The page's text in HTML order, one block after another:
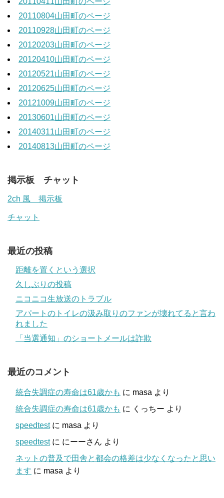
20110804山田町のページ
20110928山田町のページ
20120203山田町のページ
20120410山田町のページ
20120521山田町のページ
20120625山田町のページ
20121009山田町のページ
20130601山田町のページ
20140311山田町のページ
20140813山田町のページ
掲示板 チャット
2ch 風 掲示板
チャット
最近の投稿
距離を置くという選択
久しぶりの投稿
ニコニコ生放送のトラブル
アパートのトイレの汲み取りのファンが壊れてると言わ
れました
「当選通知」のショートメールは詐欺
最近のコメント
統合失調症の寿命は61歳かも に masa より
統合失調症の寿命は61歳かも に くっちー より
speedtestに masa より
speedtestに にーーさん より
ネットの普及で田舎と都会の格差は少なくなったと思い
ます に masa より